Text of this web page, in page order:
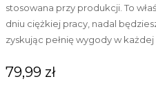
stosowana przy produkcji. To
dniu ciężkiej pracy, nadal
zyskując pełnię wygody w każdej
79,99 zł